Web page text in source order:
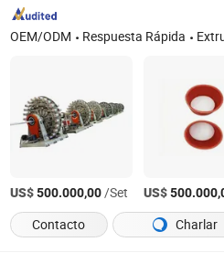
OEM/ODM Respuesta Rápida Extrusión de
US$500.000,00/Set US$
Contacto
Charlar